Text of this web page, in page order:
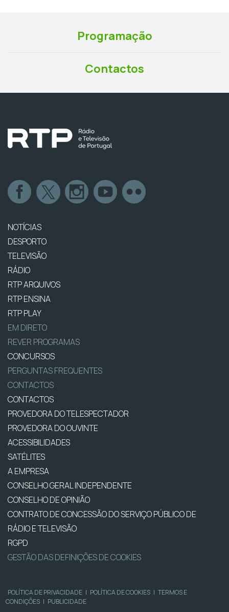
Programação
Contactos
NOTÍCIAS
DESPORTO
TELEVISÃO
RÁDIO
RTP ARQUIVOS
RTP ENSINA
RTP PLAY
EM DIRETO
REVER PROGRAMAS
CONCURSOS
PERGUNTAS FREQUENTES
CONTACTOS
CONTACTOS
PROVEDORA DO TELESPECTADOR
PROVEDORA DO OUVINTE
ACESSIBILIDADES
SATÉLITES
A EMPRESA
CONSELHO GERAL INDEPENDENTE
CONSELHO DE OPINIÃO
CONTRATO DE CONCESSÃO DO SERVIÇO PÚBLICO DE
RÁDIO E TELEVISÃO
RGPD
GESTÃO DAS DEFINIÇÕES DE COOKIES
POLÍTICA DE PRIVACIDADE | POLÍTICA DE COOKIES | TERMOS E
CONDIÇÕES | PUBLICIDADE